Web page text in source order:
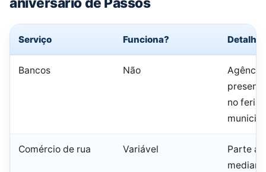
Serviço Funciona? Detalhe
Bancos Não
no
Comércio de rua Variável
Parte